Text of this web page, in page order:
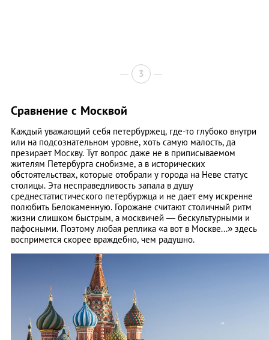
3
Сравнение с Москвой
Каждый уважающий себя петербуржец, где-то глубоко внутри
или на подсознательном уровне, хоть самую малость, да
презирает Москву. Тут вопрос даже не в приписываемом
жителям Петербурга снобизме, а в исторических
обстоятельствах, которые отобрали у города на Неве статус
столицы. Эта несправедливость запала в душу
среднестатистического петербуржца и не дает ему искренне
полюбить Белокаменную. Горожане считают столичный ритм
жизни слишком быстрым, а москвичей — бескультурными и
пафосными. Поэтому любая реплика «а вот в Москве...» здесь
воспримется скорее враждебно, чем радушно.